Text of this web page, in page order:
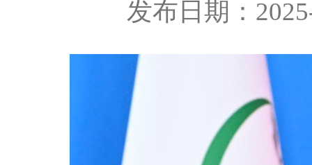
发布日期：